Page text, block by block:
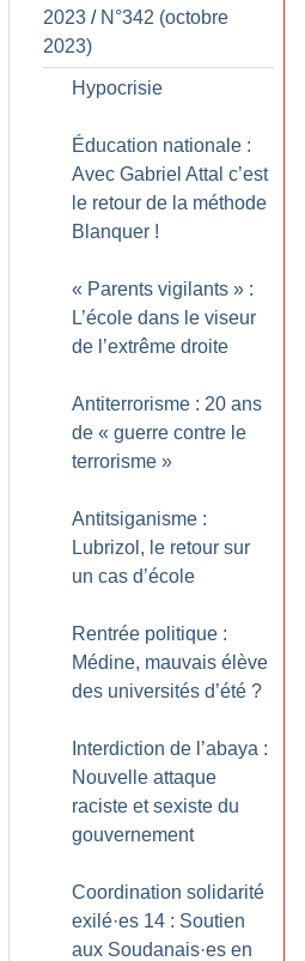
2023 / N°342 (octobre
2023)
Hypocrisie
Éducation nationale :
Avec Gabriel Attal c’est
le retour de la méthode
Blanquer !
« Parents vigilants » :
L’école dans le viseur
de l’extrême droite
Antiterrorisme : 20 ans
de « guerre contre le
terrorisme »
Antitsiganisme :
Lubrizol, le retour sur
un cas d’école
Rentrée politique :
Médine, mauvais élève
des universités d’été ?
Interdiction de l’abaya :
Nouvelle attaque
raciste et sexiste du
gouvernement
Coordination solidarité
exilé·es 14 : Soutien
aux Soudanais·es en